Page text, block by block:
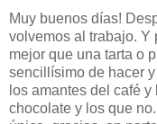
Muy buenos días!
volvemos al trabajo. Y
mejor que una tarta o
sencillísimo de hacer
los amantes del café
chocolate y los que